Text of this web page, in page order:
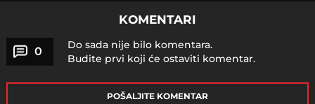
KOMENTARI
0
Do sada nije bilo komentara.
Budite prvi koji će ostaviti komentar.
POŠALJITE KOMENTAR